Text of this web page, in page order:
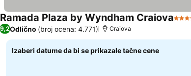
Ramada Plaza by Wyndham Craiova4
9,2Odlično (broj ocena: 4.771) Craiova
Izaberi datume da bi se prikazale tačne cene